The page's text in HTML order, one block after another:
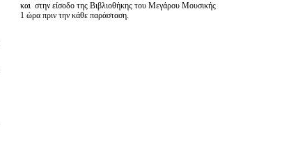
και στην είσοδο της Βιβλιοθήκης του Μεγάρου Μουσικής
1 ώρα πριν την κάθε παράσταση.